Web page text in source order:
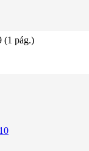
(1 pág.)